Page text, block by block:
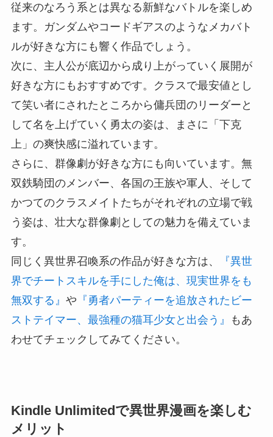
従来のなろう系とは異なる新鮮なバトルを楽しめ
ます。ガンダムやコードギアスのようなメカバト
ルが好きな方にも響く作品でしょう。
次に、主人公が底辺から成り上がっていく展開が
好きな方にもおすすめです。クラスで最安値とし
て笑い者にされたところから傭兵団のリーダーと
して名を上げていく勇太の姿は、まさに「下克
上」の爽快感に溢れています。
さらに、群像劇が好きな方にも向いています。無
双鉄騎団のメンバー、各国の王族や軍人、そして
かつてのクラスメイトたちがそれぞれの立場で戦
う姿は、壮大な群像劇としての魅力を備えていま
す。
同じく異世界召喚系の作品が好きな方は、
『異世
界でチートスキルを手にした俺は、現実世界をも
無双する』 や 『勇者パーティーを追放されたビー
ストテイマー、最強種の猫耳少女と出会う』
もあ
わせてチェックしてみてください。
Kindle Unlimitedで異世界漫画を楽しむ
メリット